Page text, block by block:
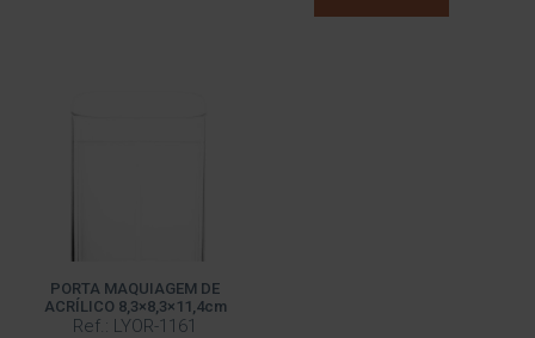
PORTA MAQUIAGEM DE
ACRÍLICO 8,3×8,3×11,4cm
Ref.: LYOR-1161